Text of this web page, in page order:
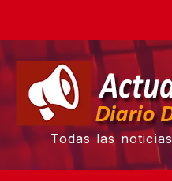
Todas las